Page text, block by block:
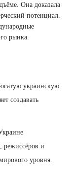
Она доказала
потенциал.
рынка.
украинскую
создавать
режиссёров и
уровня.